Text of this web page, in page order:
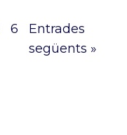
6
Entrades
següents »